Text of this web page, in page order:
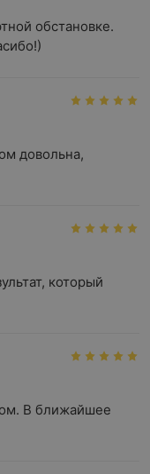
обстановке.
довольна,
который
В ближайшее